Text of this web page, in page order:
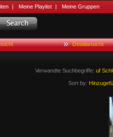
| Meine Playlist | Meine Gruppen
Detailansicht
Verwandte Suchbegriffe: uf
Sort by: